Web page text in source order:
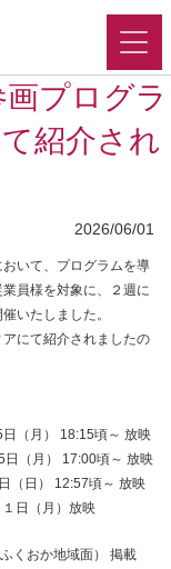
プログラ
紹介され
2026/06/01
いて、プログラムを導
員様を対象に、２週に
いたしました。
にて紹介されましたの
月） 18:15頃～ 放映
（月） 17:00頃～ 放映
） 12:57頃～ 放映
月）放映
おか地域面） 掲載